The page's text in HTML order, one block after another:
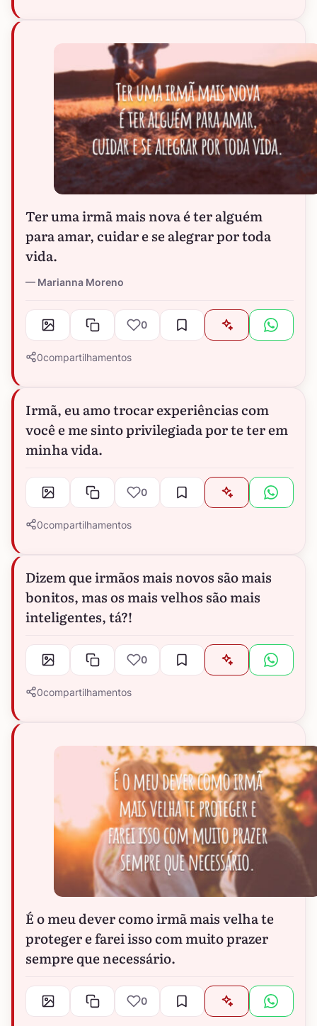
Ter uma irmã mais nova é ter alguém
para amar, cuidar e se alegrar por toda
vida.
Marianna Moreno
0
0compartilhamentos
Irmã, eu amo trocar experiências com
você e me sinto privilegiada por te ter em
minha vida.
0
0compartilhamentos
Dizem que irmãos mais novos são mais
bonitos, mas os mais velhos são mais
inteligentes, tá?!
0
0compartilhamentos
É o meu dever como irmã mais velha te
proteger e farei isso com muito prazer
sempre que necessário.
0